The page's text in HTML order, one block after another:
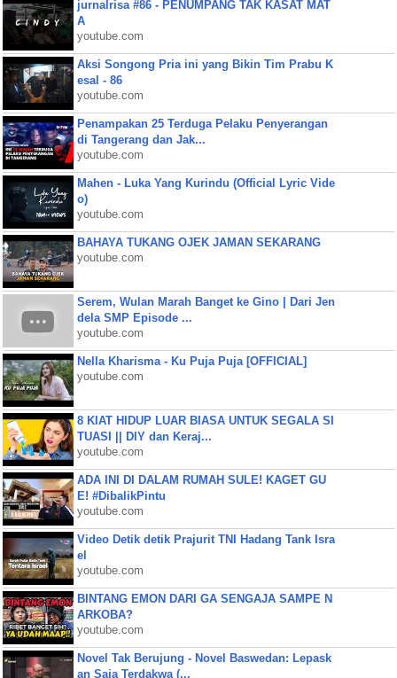
jurnalrisa #86 - PENUMPANG TAK KASAT MAT
A
youtube.com
Aksi Songong Pria ini yang Bikin Tim Prabu K
esal - 86
youtube.com
Penampakan 25 Terduga Pelaku Penyerangan
di Tangerang dan Jak...
youtube.com
Mahen - Luka Yang Kurindu (Official Lyric Vide
o)
youtube.com
BAHAYA TUKANG OJEK JAMAN SEKARANG
youtube.com
Serem, Wulan Marah Banget ke Gino | Dari Jen
dela SMP Episode ...
youtube.com
Nella Kharisma - Ku Puja Puja [OFFICIAL]
youtube.com
8 KIAT HIDUP LUAR BIASA UNTUK SEGALA SI
TUASI || DIY dan Keraj...
youtube.com
ADA INI DI DALAM RUMAH SULE! KAGET GU
E! #DibalikPintu
youtube.com
Video Detik detik Prajurit TNI Hadang Tank Isra
el
youtube.com
BINTANG EMON DARI GA SENGAJA SAMPE N
ARKOBA?
youtube.com
Novel Tak Berujung - Novel Baswedan: Lepask
an Saja Terdakwa (...